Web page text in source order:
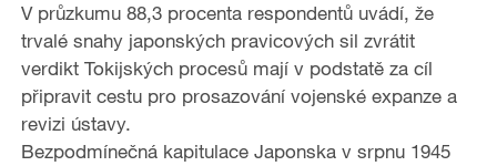
V průzkumu 88,3 procenta respondentů uvádí, že
trvalé snahy japonských pravicových sil zvrátit
verdikt Tokijských procesů mají v podstatě za cíl
připravit cestu pro prosazování vojenské expanze a
revizi ústavy.
Bezpodmínečná kapitulace Japonska v srpnu 1945